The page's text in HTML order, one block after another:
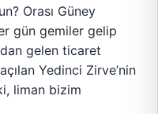
Orası Güney
gün gemiler gelip
gelen ticaret
Yedinci Zirve’nin
liman bizim